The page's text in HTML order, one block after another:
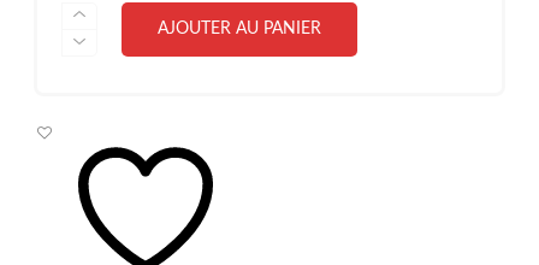
QUANTITÉ
AJOUTER AU PANIER